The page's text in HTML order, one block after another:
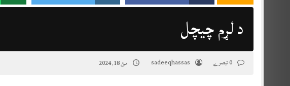
د لړم چيچل
sadeeqhassas مئ 18, 2024